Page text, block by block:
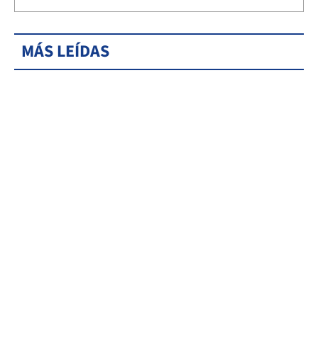
MÁS LEÍDAS